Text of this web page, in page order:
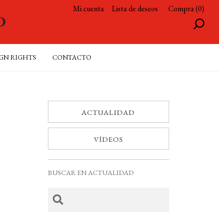
Mi cuenta Lista de deseos Compra (0)
RIGHTS CONTACTO
ACTUALIDAD
VÍDEOS
BUSCAR EN ACTUALIDAD